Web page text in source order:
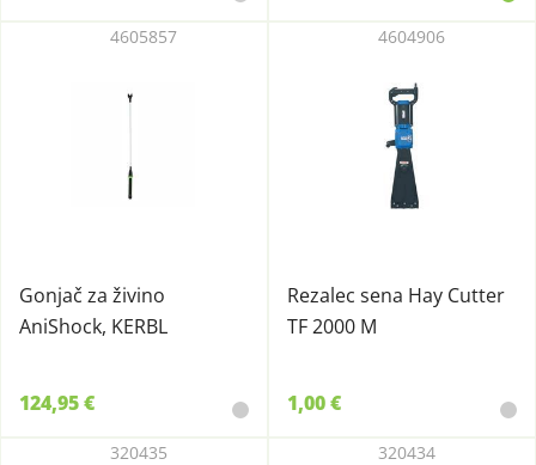
Gonjač za živino
AniShock, KERBL
4605857
124,95 €
Rezalec sena Hay Cutter
TF 2000 M
4604906
1,00 €
320435 320434